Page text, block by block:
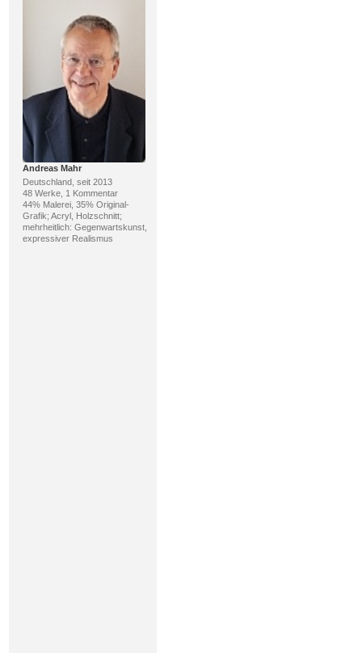
Andreas Mahr
Deutschland, seit 2013
48 Werke, 1 Kommentar
44% Malerei, 35% Original-
Grafik; Acryl, Holzschnitt;
mehrheitlich: Gegenwartskunst,
expressiver Realismus